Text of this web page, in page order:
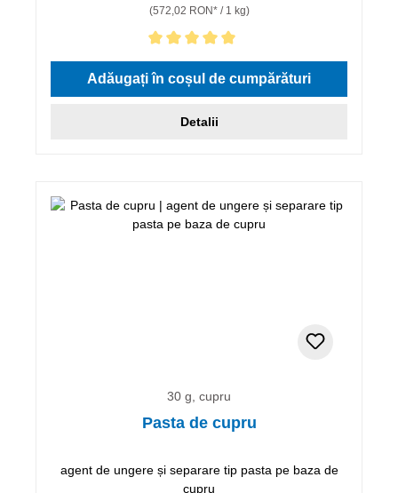
(572,02 RON* / 1 kg)
Evaluarea medie de 5 din 5 stele
Adăugați în coșul de cumpărături
Detalii
30 g, cupru
Pasta de cupru
agent de ungere și separare tip pasta pe baza de
cupru